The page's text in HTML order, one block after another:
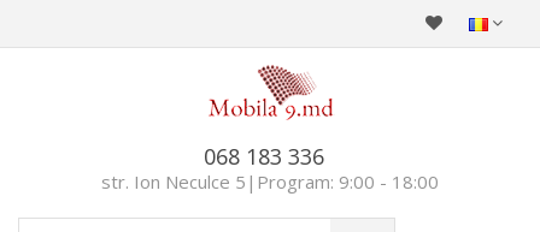
068 183 336
str. Ion Neculce 5|Program: 9:00 - 18:00